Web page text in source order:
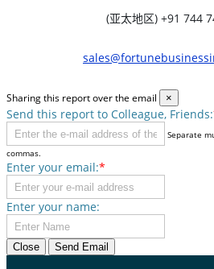
(亚太地区) +91 744
Sharing this report over the email ×
Send this report to Colleague, Friends:
Separate
commas.
Enter your email:*
Enter your name:
Close Send Email